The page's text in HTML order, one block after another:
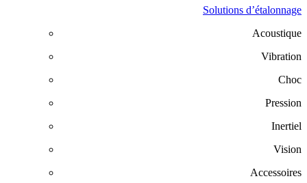
Solutions d’étalonnage
Acoustique
Vibration
Choc
Pression
Inertiel
Vision
Accessoires